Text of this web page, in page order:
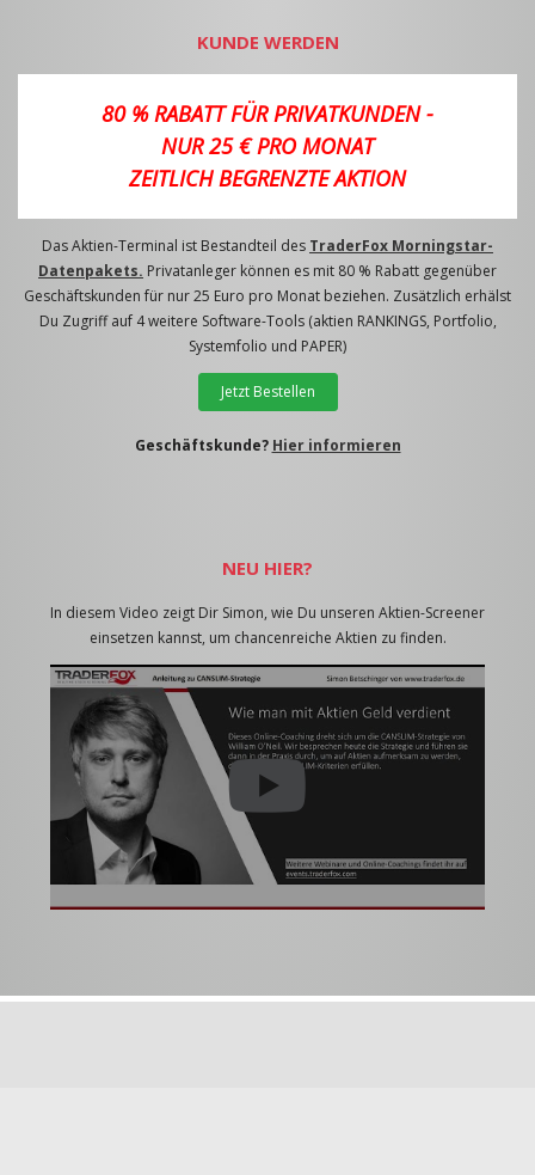
KUNDE WERDEN
80 % RABATT FÜR PRIVATKUNDEN -
NUR 25 € PRO MONAT
ZEITLICH BEGRENZTE AKTION
Das Aktien-Terminal ist Bestandteil des TraderFox Morningstar-
Datenpakets. Privatanleger können es mit 80 % Rabatt gegenüber
Geschäftskunden für nur 25 Euro pro Monat beziehen. Zusätzlich erhälst
Du Zugriff auf 4 weitere Software-Tools (aktien RANKINGS, Portfolio,
Systemfolio und PAPER)
Jetzt Bestellen
Geschäftskunde? Hier informieren
NEU HIER?
In diesem Video zeigt Dir Simon, wie Du unseren Aktien-Screener
einsetzen kannst, um chancenreiche Aktien zu finden.